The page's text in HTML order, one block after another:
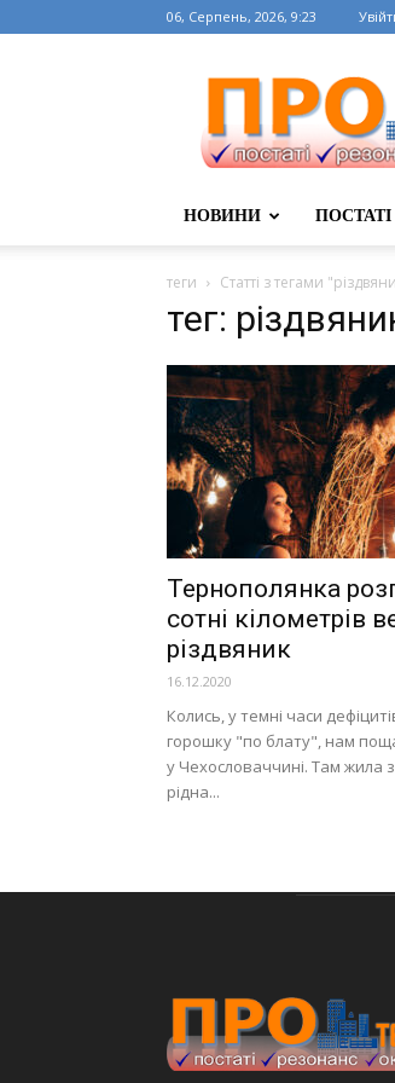
06, Серпень, 2026, 9:23
НОВИНИ ПОСТАТІ
теги Статті з тегами
тег:
Тернополянка
сотні кілометрів
різдвяник
16.12.2020
Колись, у темні часи
горошку "по блату", нам
у Чехословаччині. Там жила
рідна...